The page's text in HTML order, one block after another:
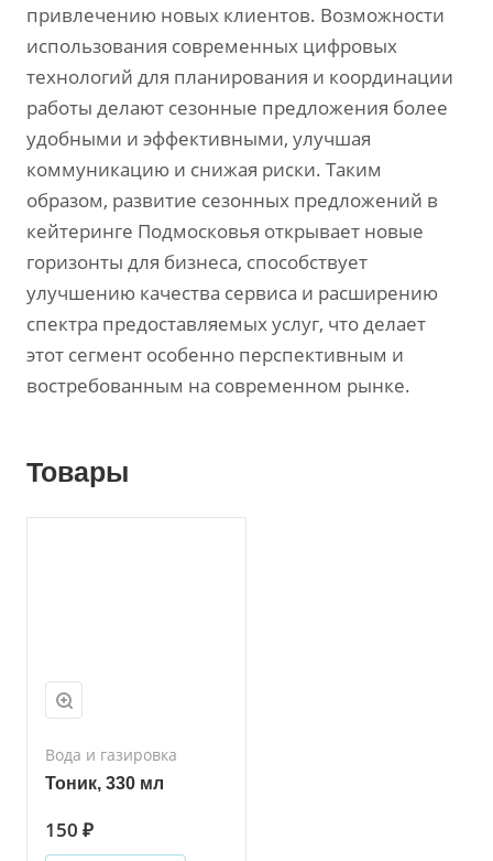
привлечению новых клиентов. Возможности
использования современных цифровых
технологий для планирования и координации
работы делают сезонные предложения более
удобными и эффективными‚ улучшая
коммуникацию и снижая риски. Таким
образом‚ развитие сезонных предложений в
кейтеринге Подмосковья открывает новые
горизонты для бизнеса‚ способствует
улучшению качества сервиса и расширению
спектра предоставляемых услуг‚ что делает
этот сегмент особенно перспективным и
востребованным на современном рынке.
Товары
Вода и газировка
Тоник, 330 мл
150 ₽